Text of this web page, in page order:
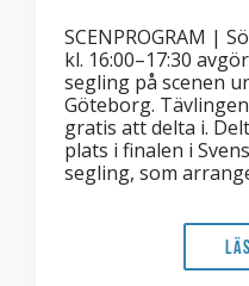
SCENPROGRAM |
kl. 16:00–17:30
segling på scenen
Göteborg.
gratis att delta i.
plats i finalen i
segling, som